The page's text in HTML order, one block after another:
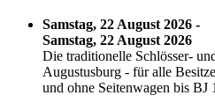
Samstag, 22 August 2026 -
Samstag, 22 August 2026
Die traditionelle Schlösser-
Augustusburg - für alle
und ohne Seitenwagen bis BJ